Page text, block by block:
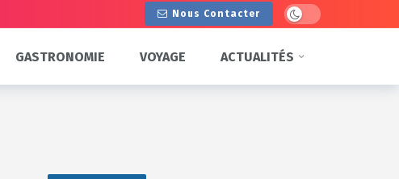
Nous Contacter Dark mode
GASTRONOMIE VOYAGE ACTUALITÉS